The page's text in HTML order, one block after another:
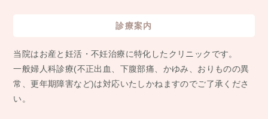
診療案内
当院はお産と妊活・不妊治療に特化したクリニックです。
⼀般婦⼈科診療(不正出⾎、下腹部痛、かゆみ、おりものの異
常、更年期障害など)は対応いたしかねますのでご了承くださ
い。